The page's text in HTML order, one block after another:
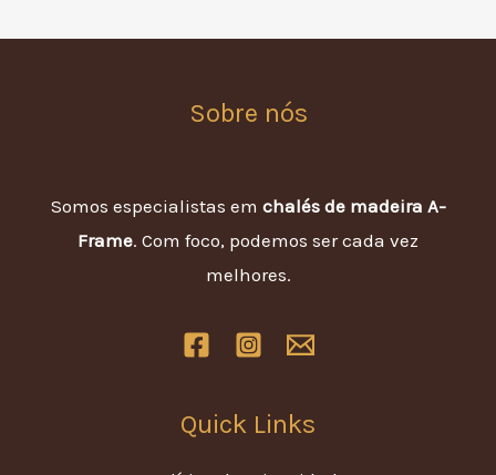
Sobre nós
Somos especialistas em chalés de madeira A-
Frame. Com foco, podemos ser cada vez
melhores.
Quick Links